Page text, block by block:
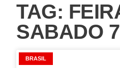
TAG:
SABADO
BRASIL